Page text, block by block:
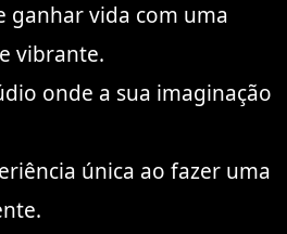
ganhar vida com uma
vibrante.
onde a sua imaginação
única ao fazer uma